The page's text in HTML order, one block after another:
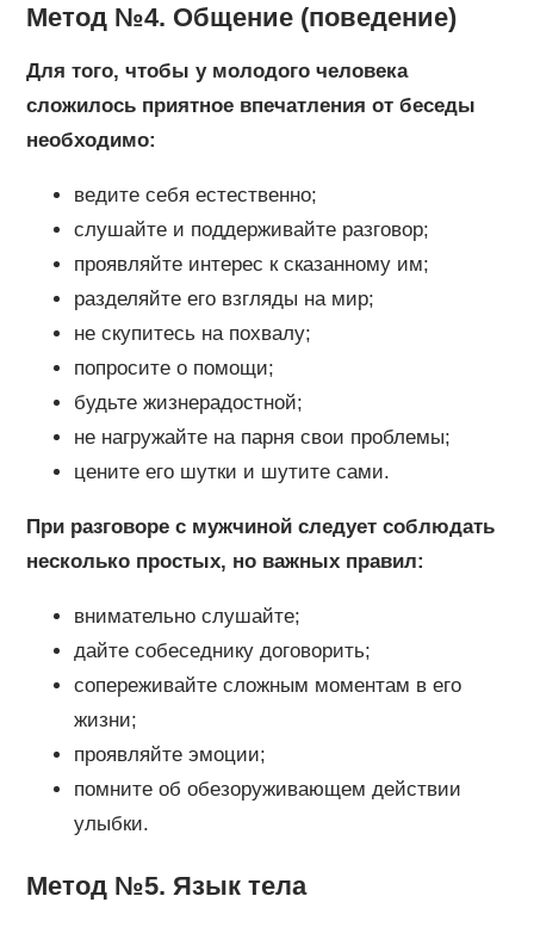
Метод №4. Общение (поведение)
Для того, чтобы у молодого человека
сложилось приятное впечатления от беседы
необходимо:
ведите себя естественно;
слушайте и поддерживайте разговор;
проявляйте интерес к сказанному им;
разделяйте его взгляды на мир;
не скупитесь на похвалу;
попросите о помощи;
будьте жизнерадостной;
не нагружайте на парня свои проблемы;
цените его шутки и шутите сами.
При разговоре с мужчиной следует соблюдать
несколько простых, но важных правил:
внимательно слушайте;
дайте собеседнику договорить;
сопереживайте сложным моментам в его
жизни;
проявляйте эмоции;
помните об обезоруживающем действии
улыбки.
Метод №5. Язык тела